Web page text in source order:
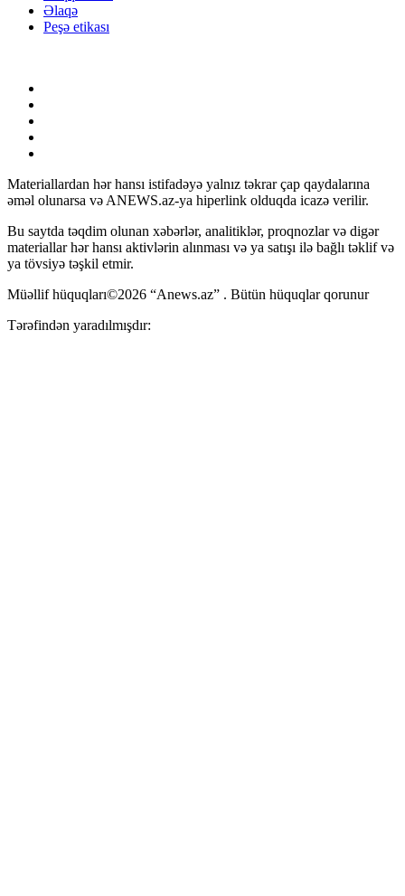
Əlaqə
Peşə etikası
Materiallardan hər hansı istifadəyə yalnız təkrar çap qaydalarına
əməl olunarsa və ANEWS.az-ya hiperlink olduqda icazə verilir.
Bu saytda təqdim olunan xəbərlər, analitiklər, proqnozlar və digər
materiallar hər hansı aktivlərin alınması və ya satışı ilə bağlı təklif və
ya tövsiyə təşkil etmir.
Müəllif hüquqları©2026 “Anews.az” . Bütün hüquqlar qorunur
Tərəfindən yaradılmışdır: